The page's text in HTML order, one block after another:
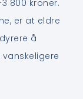
800 kroner.
er at eldre
å